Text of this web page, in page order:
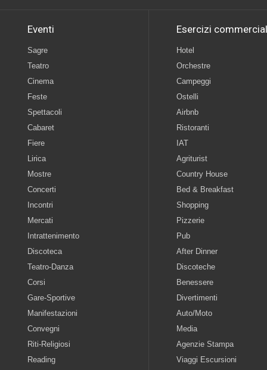
Eventi
Sagre
Teatro
Cinema
Feste
Spettacoli
Cabaret
Fiere
Lirica
Mostre
Concerti
Incontri
Mercati
Intrattenimento
Discoteca
Teatro-Danza
Corsi
Gare-Sportive
Manifestazioni
Convegni
Riti-Religiosi
Reading
Esercizi
Hotel
Orchestre
Campeggi
Ostelli
Airbnb
Ristoranti
IAT
Agriturist
Country House
Bed & Breakfast
Shopping
Pizzerie
Pub
After Dinner
Discoteche
Benessere
Divertimenti
Auto/Moto
Media
Agenzie Stampa
Viaggi Escursioni